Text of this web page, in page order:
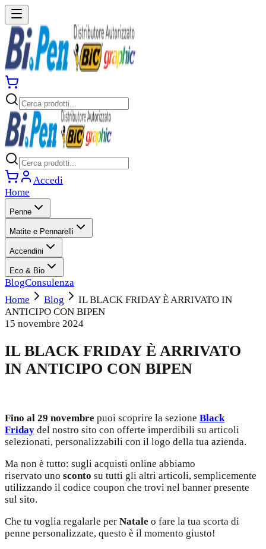
Accedi
Home
Penne
Matite e Pennarelli
Accendini
Eco & Bio
BlogConsulenza
Home
Blog
IL BLACK FRIDAY È ARRIVATO IN
ANTICIPO CON BIPEN
15 novembre 2024
IL BLACK FRIDAY È ARRIVATO
IN ANTICIPO CON BIPEN
Fino al 29 novembre puoi scoprire la sezione Black
Friday del nostro sito con offerte imperdibili su articoli
selezionati, personalizzabili con il logo della tua azienda.
Ma non è tutto: sugli acquisti online abbiamo
riservato uno sconto su tutti gli altri articoli, semplicemente
utilizzando il codice coupon che trovi nel banner presente
sul sito.
Che tu voglia regalarle per Natale o fare la tua scorta di
penne personalizzate, questo è il momento giusto!